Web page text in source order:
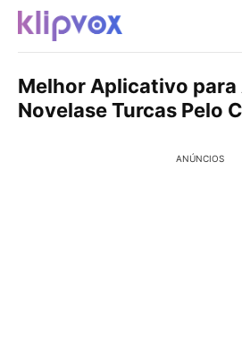
Melhor Aplicativo
Novelase Turcas Pelo
ANÚNCIOS